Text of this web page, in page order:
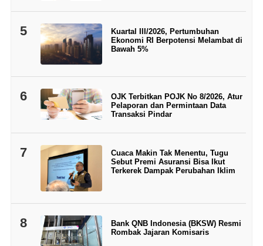
5
Kuartal III/2026, Pertumbuhan
Ekonomi RI Berpotensi Melambat di
Bawah 5%
6
OJK Terbitkan POJK No 8/2026, Atur
Pelaporan dan Permintaan Data
Transaksi Pindar
7
Cuaca Makin Tak Menentu, Tugu
Sebut Premi Asuransi Bisa Ikut
Terkerek Dampak Perubahan Iklim
8
Bank QNB Indonesia (BKSW) Resmi
Rombak Jajaran Komisaris